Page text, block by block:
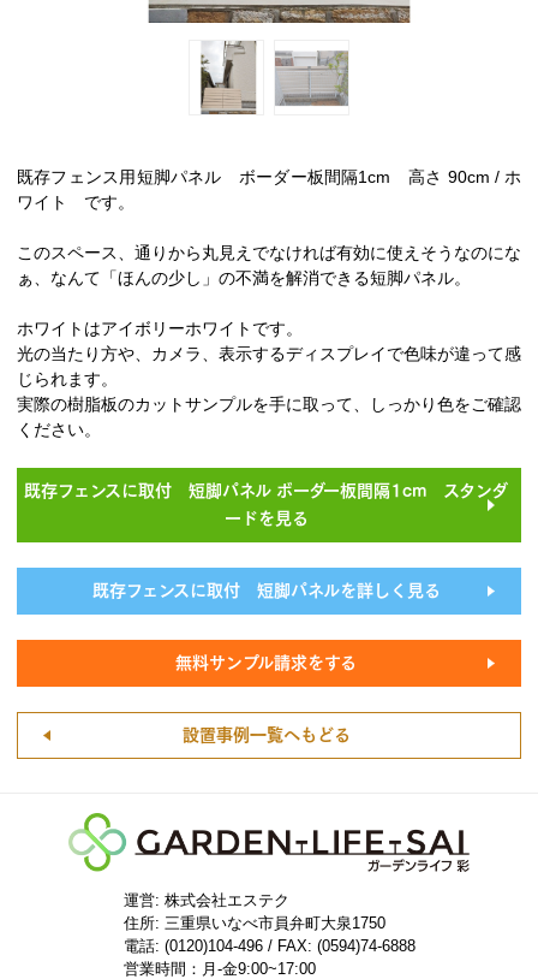
既存フェンス用短脚パネル ボーダー板間隔1cm 高さ 90cm / ホ
ワイト です。
このスペース、通りから丸見えでなければ有効に使えそうなのにな
ぁ、なんて「ほんの少し」の不満を解消できる短脚パネル。
ホワイトはアイボリーホワイトです。
光の当たり方や、カメラ、表示するディスプレイで色味が違って感
じられます。
実際の樹脂板のカットサンプルを手に取って、しっかり色をご確認
ください。
既存フェンスに取付 短脚パネル ボーダー板間隔1cm スタンダ
ードを見る
既存フェンスに取付 短脚パネルを詳しく見る
無料サンプル請求をする
設置事例一覧へもどる
運営: 株式会社エステク
住所: 三重県いなべ市員弁町大泉1750
電話: (0120)104-496 / FAX: (0594)74-6888
営業時間：月-金9:00~17:00